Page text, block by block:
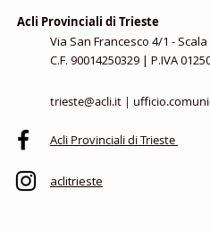
Acli Provinciali di Trieste
Via San Francesco 4/1 -
C.F. 90014250329 | P.IVA
trieste@acli.it |
Acli Provinciali di Trieste
aclitrieste